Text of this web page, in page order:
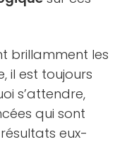
brillamment les
il est toujours
s’attendre,
qui sont
eux-